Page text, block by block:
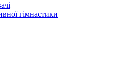
гімнастики